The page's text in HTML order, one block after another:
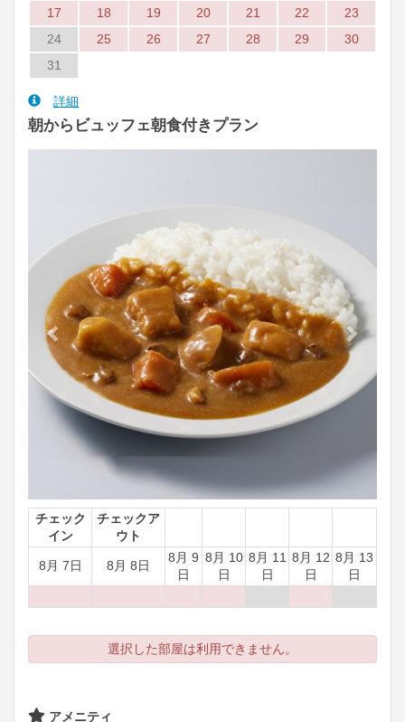
17
18 19 20 21 22
23
24
25 26 27 28 29
30
31
詳細
朝からビュッフェ朝食付きプラン
チェック
イン
チェックア
ウト
8月 7日 8月 8日
8月 9
日
8月 10
日
8月 11
日
8月 12
日
8月 13
日
選択した部屋は利用できません。
アメニティ